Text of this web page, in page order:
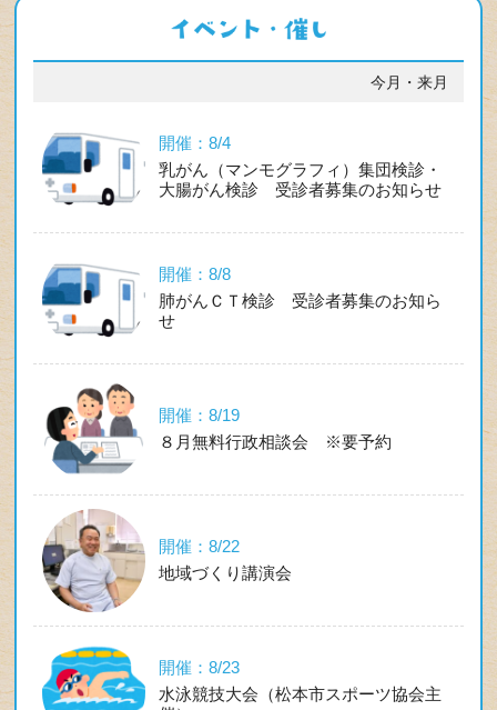
今月・来月
開催：8/4
乳がん（マンモグラフィ）集団検診・
大腸がん検診 受診者募集のお知らせ
開催：8/8
肺がんＣＴ検診 受診者募集のお知ら
せ
開催：8/19
８月無料行政相談会 ※要予約
開催：8/22
地域づくり講演会
開催：8/23
水泳競技大会（松本市スポーツ協会主